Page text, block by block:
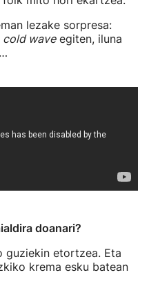
lezake sorpresa:
cold waveegiten, iluna
doanari?
guziekin etortzea. Eta
krema esku batean